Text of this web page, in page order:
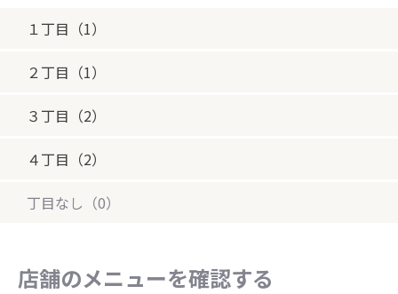
１丁目（1）
２丁目（1）
３丁目（2）
４丁目（2）
丁目なし（0）
店舗のメニューを確認する